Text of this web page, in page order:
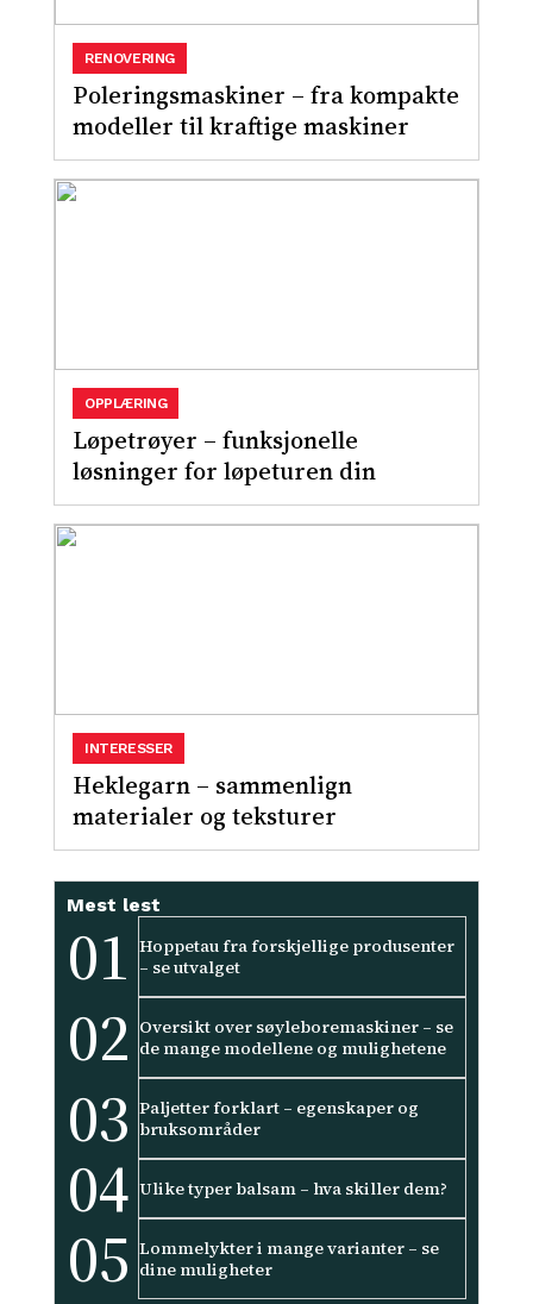
Poleringsmaskiner – fra kompakte
modeller til kraftige maskiner
RENOVERING
Løpetrøyer – funksjonelle
løsninger for løpeturen din
OPPLÆRING
Heklegarn – sammenlign
materialer og teksturer
INTERESSER
Mest lest
01 Hoppetau fra forskjellige produsenter
– se utvalget
02 Oversikt over søyleboremaskiner – se
de mange modellene og mulighetene
03 Paljetter forklart – egenskaper og
bruksområder
04 Ulike typer balsam – hva skiller dem?
05 Lommelykter i mange varianter – se
dine muligheter